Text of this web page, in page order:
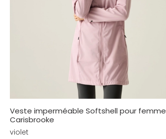
Veste imperméable Softshell pour femme
Carisbrooke
violet